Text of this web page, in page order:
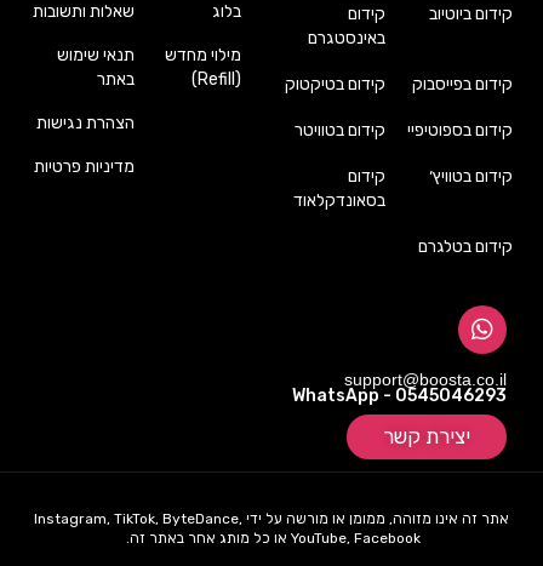
קידום ביוטיוב
קידום
באינסטגרם
קידום בפייסבוק קידום בטיקטוק
קידום בספוטיפיי קידום בטוויטר
קידום בטוויץ׳
קידום
בסאונדקלאוד
קידום בטלגרם
בלוג
מילוי מחדש
(Refill)
שאלות ותשובות
תנאי שימוש
באתר
הצהרת נגישות
מדיניות פרטיות
support@boosta.co.il
WhatsApp - 0545046293
יצירת קשר
אתר זה אינו מזוהה, ממומן או מורשה על ידי Instagram, TikTok, ByteDance,
YouTube, Facebook או כל מותג אחר באתר זה.